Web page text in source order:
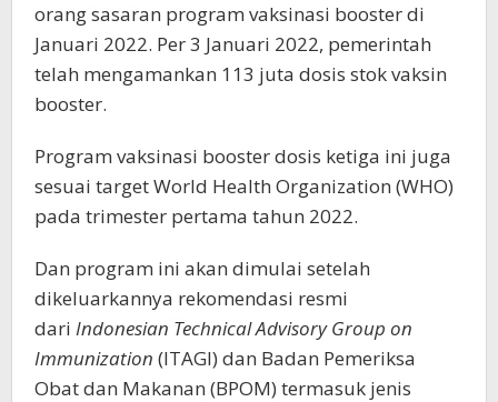
orang sasaran program vaksinasi booster di
Januari 2022. Per 3 Januari 2022, pemerintah
telah mengamankan 113 juta dosis stok vaksin
booster.
Program vaksinasi booster dosis ketiga ini juga
sesuai target World Health Organization (WHO)
pada trimester pertama tahun 2022.
Dan program ini akan dimulai setelah
dikeluarkannya rekomendasi resmi
dari Indonesian Technical Advisory Group on
Immunization (ITAGI) dan Badan Pemeriksa
Obat dan Makanan (BPOM) termasuk jenis